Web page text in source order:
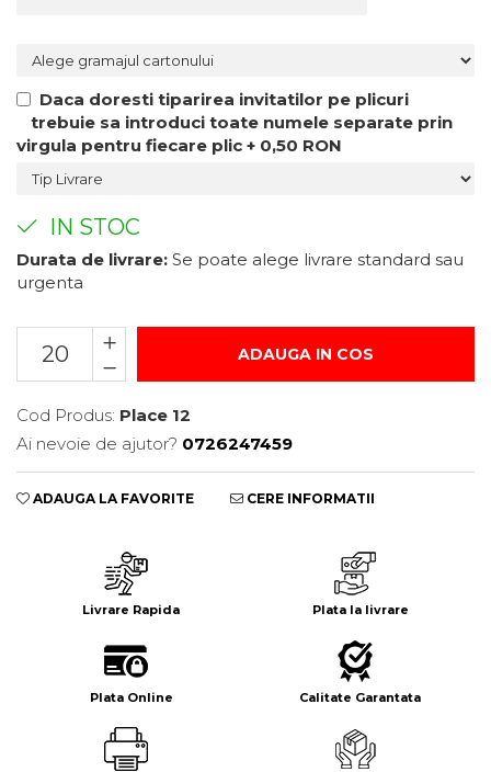
Meniuri Nunta
Invitatii Premium pentru Nunta
Plicuri Bani Botez
Suport/Coaster din Lemn
Indicatoare de Securitate
Indicatoare de Avertizare
Indicatoare de Interzicere
Indicatoare de Obligativitate
Daca doresti tiparirea invitatilor pe plicuri
trebuie sa introduci toate numele separate prin
virgula pentru fiecare plic + 0,50 RON
IN STOC
Durata de livrare: Se poate alege livrare standard sau
urgenta
ADAUGA IN COS
Cod Produs: Place 12
Ai nevoie de ajutor? 0726247459
ADAUGA LA FAVORITE CERE INFORMATII
Livrare Rapida Plata la livrare
Plata Online Calitate Garantata